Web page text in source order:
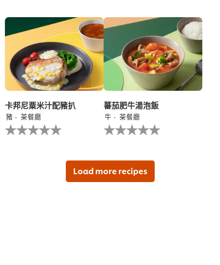
个
recipe
提
评
级
个
recipe
评
卡邦尼粟米汁配豬扒
豬
茶餐廳
没
有
蕃茄肥牛湯泡飯
牛
茶餐廳
没
有
个
recipe
提
Load more recipes